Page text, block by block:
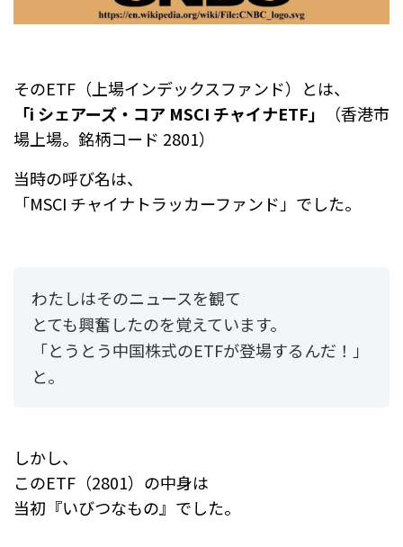
そのETF（上場インデックスファンド）とは、
「i シェアーズ・コア MSCI チャイナETF」
（香港市
場上場。銘柄コード 2801）
当時の呼び名は、
「MSCI チャイナトラッカーファンド」でした。
わたしはそのニュースを観て
とても興奮したのを覚えています。
「とうとう中国株式のETFが登場するんだ！」
と。
しかし、
このETF（2801）の中身は
当初『いびつなもの』でした。